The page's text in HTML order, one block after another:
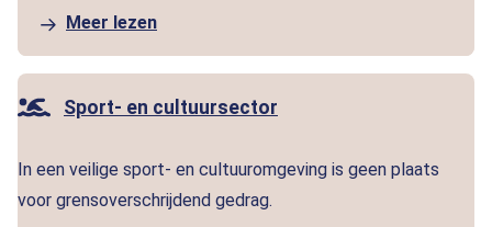
Meer lezen
Sport- en cultuursector
In een veilige sport- en cultuuromgeving is geen plaats
voor grensoverschrijdend gedrag.